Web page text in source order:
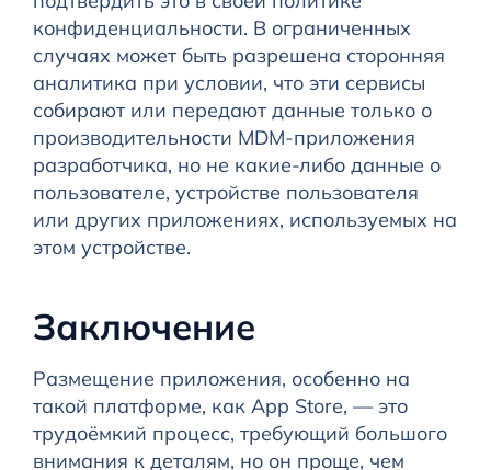
конфиденциальности. В ограниченных
случаях может быть разрешена сторонняя
аналитика при условии, что эти сервисы
собирают или передают данные только о
производительности MDM-приложения
разработчика, но не какие-либо данные о
пользователе, устройстве пользователя
или других приложениях, используемых на
этом устройстве.
Заключение
Размещение приложения, особенно на
такой платформе, как App Store, — это
трудоёмкий процесс, требующий большого
внимания к деталям, но он проще, чем